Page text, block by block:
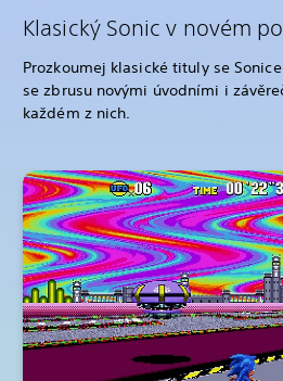
Klasický Sonic v novém
Prozkoumej klasické tituly se
se zbrusu novými úvodními i
každém z nich.